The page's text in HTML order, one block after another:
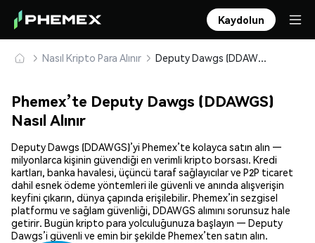
Kaydolun
Nasıl Kripto Para Alınır Deputy Dawgs (DDAWGS) Güvenle Satın Alın ve Saklayın
Phemex’te Deputy Dawgs (DDAWGS)
Nasıl Alınır
Deputy Dawgs (DDAWGS)’yi Phemex’te kolayca satın alın —
milyonlarca kişinin güvendiği en verimli kripto borsası. Kredi
kartları, banka havalesi, üçüncü taraf sağlayıcılar ve P2P ticaret
dahil esnek ödeme yöntemleri ile güvenli ve anında alışverişin
keyfini çıkarın, dünya çapında erişilebilir. Phemex’in sezgisel
platformu ve sağlam güvenliği, DDAWGS alımını sorunsuz hale
getirir. Bugün kripto para yolculuğunuza başlayın — Deputy
Dawgs’i güvenli ve emin bir şekilde Phemex’ten satın alın.